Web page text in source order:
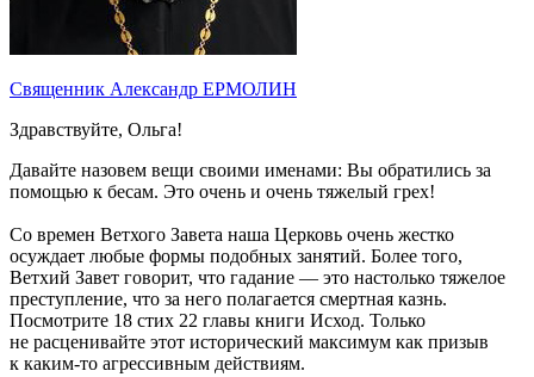
Священник Александр ЕРМОЛИН
Здравствуйте, Ольга!
Давайте назовем вещи своими именами: Вы обратились за
помощью к бесам. Это очень и очень тяжелый грех!
Со времен Ветхого Завета наша Церковь очень жестко
осуждает любые формы подобных занятий. Более того,
Ветхий Завет говорит, что гадание — это настолько тяжелое
преступление, что за него полагается смертная казнь.
Посмотрите 18 стих 22 главы книги Исход. Только
не расценивайте этот исторический максимум как призыв
к каким-то агрессивным действиям.